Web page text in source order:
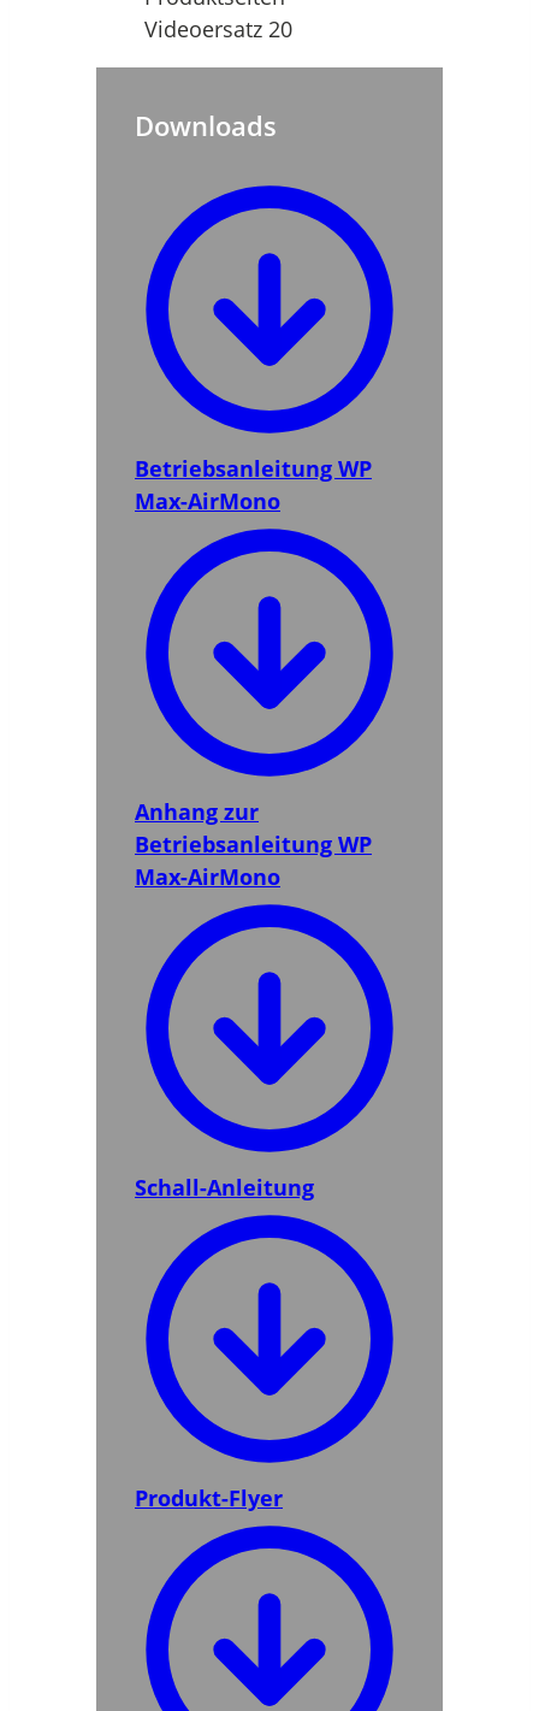
Downloads
Betriebsanleitung WP
Max-AirMono
Anhang zur
Betriebsanleitung WP
Max-AirMono
Schall-Anleitung
Produkt-Flyer